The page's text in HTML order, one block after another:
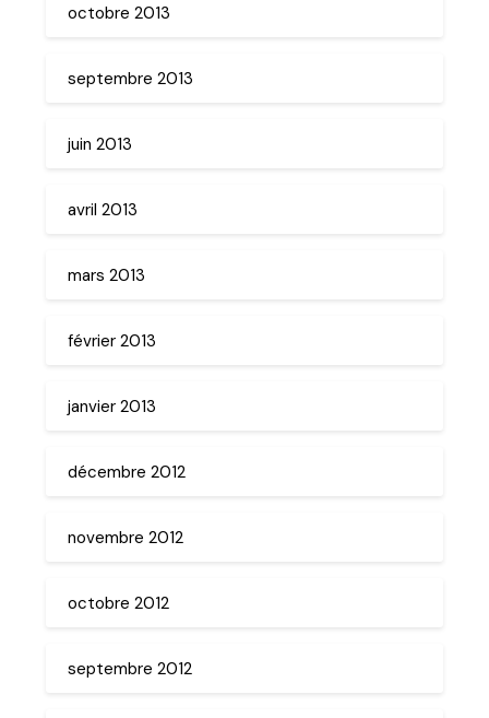
octobre 2013
septembre 2013
juin 2013
avril 2013
mars 2013
février 2013
janvier 2013
décembre 2012
novembre 2012
octobre 2012
septembre 2012